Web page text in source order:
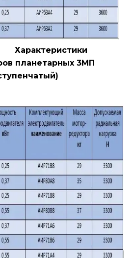
планетарных 3МП